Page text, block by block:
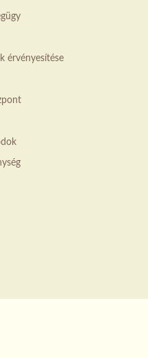
érvényesítése